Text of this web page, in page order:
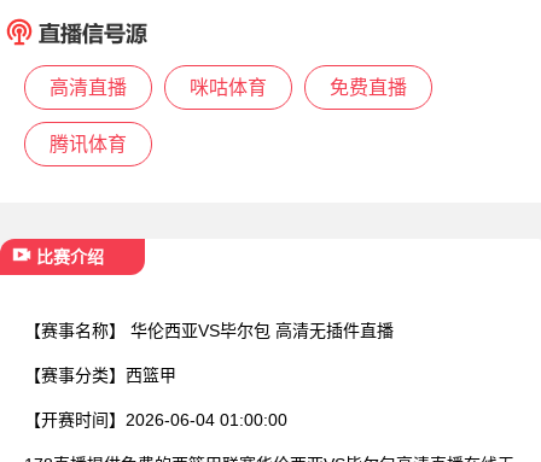
高清直播 咪咕体育 免费直播
腾讯体育
比赛介绍
【赛事名称】 华伦西亚VS毕尔包 高清无插件直播
【赛事分类】 西篮甲
【开赛时间】 2026-06-04 01:00:00